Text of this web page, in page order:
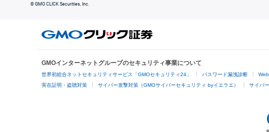
© GMO CLICK Securities, Inc.
GMOインターネットグループのセキュリティ事業について
世界初総合ネットセキュリティサービス「GMOセキュリティ24」 パスワード漏洩診断
実在証明・盗聴対策 サイバー攻撃対策（GMOサイバーセキュリティ byイエラエ） サイバ